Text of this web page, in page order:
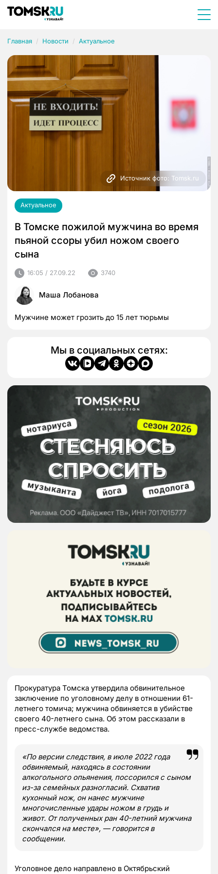
Главная Новости Актуальное
Источник фото: Tomsk.ru
Актуальное
В Томске пожилой мужчина во время
пьяной ссоры убил ножом своего
сына
16:05 / 27.09.22 3740
Маша Лобанова
Мужчине может грозить до 15 лет тюрьмы
Мы в социальных сетях:
Прокуратура Томска утвердила обвинительное
заключение по уголовному делу в отношении 61-
летнего томича; мужчина обвиняется в убийстве
своего 40-летнего сына. Об этом рассказали в
пресс-службе ведомства.
«По версии следствия, в июле 2022 года
обвиняемый, находясь в состоянии
алкогольного опьянения, поссорился с сыном
из-за семейных разногласий. Схватив
кухонный нож, он нанес мужчине
многочисленные удары ножом в грудь и
живот. От полученных ран 40-летний мужчина
скончался на месте», — говорится в
сообщении.
Уголовное дело направлено в Октябрьский